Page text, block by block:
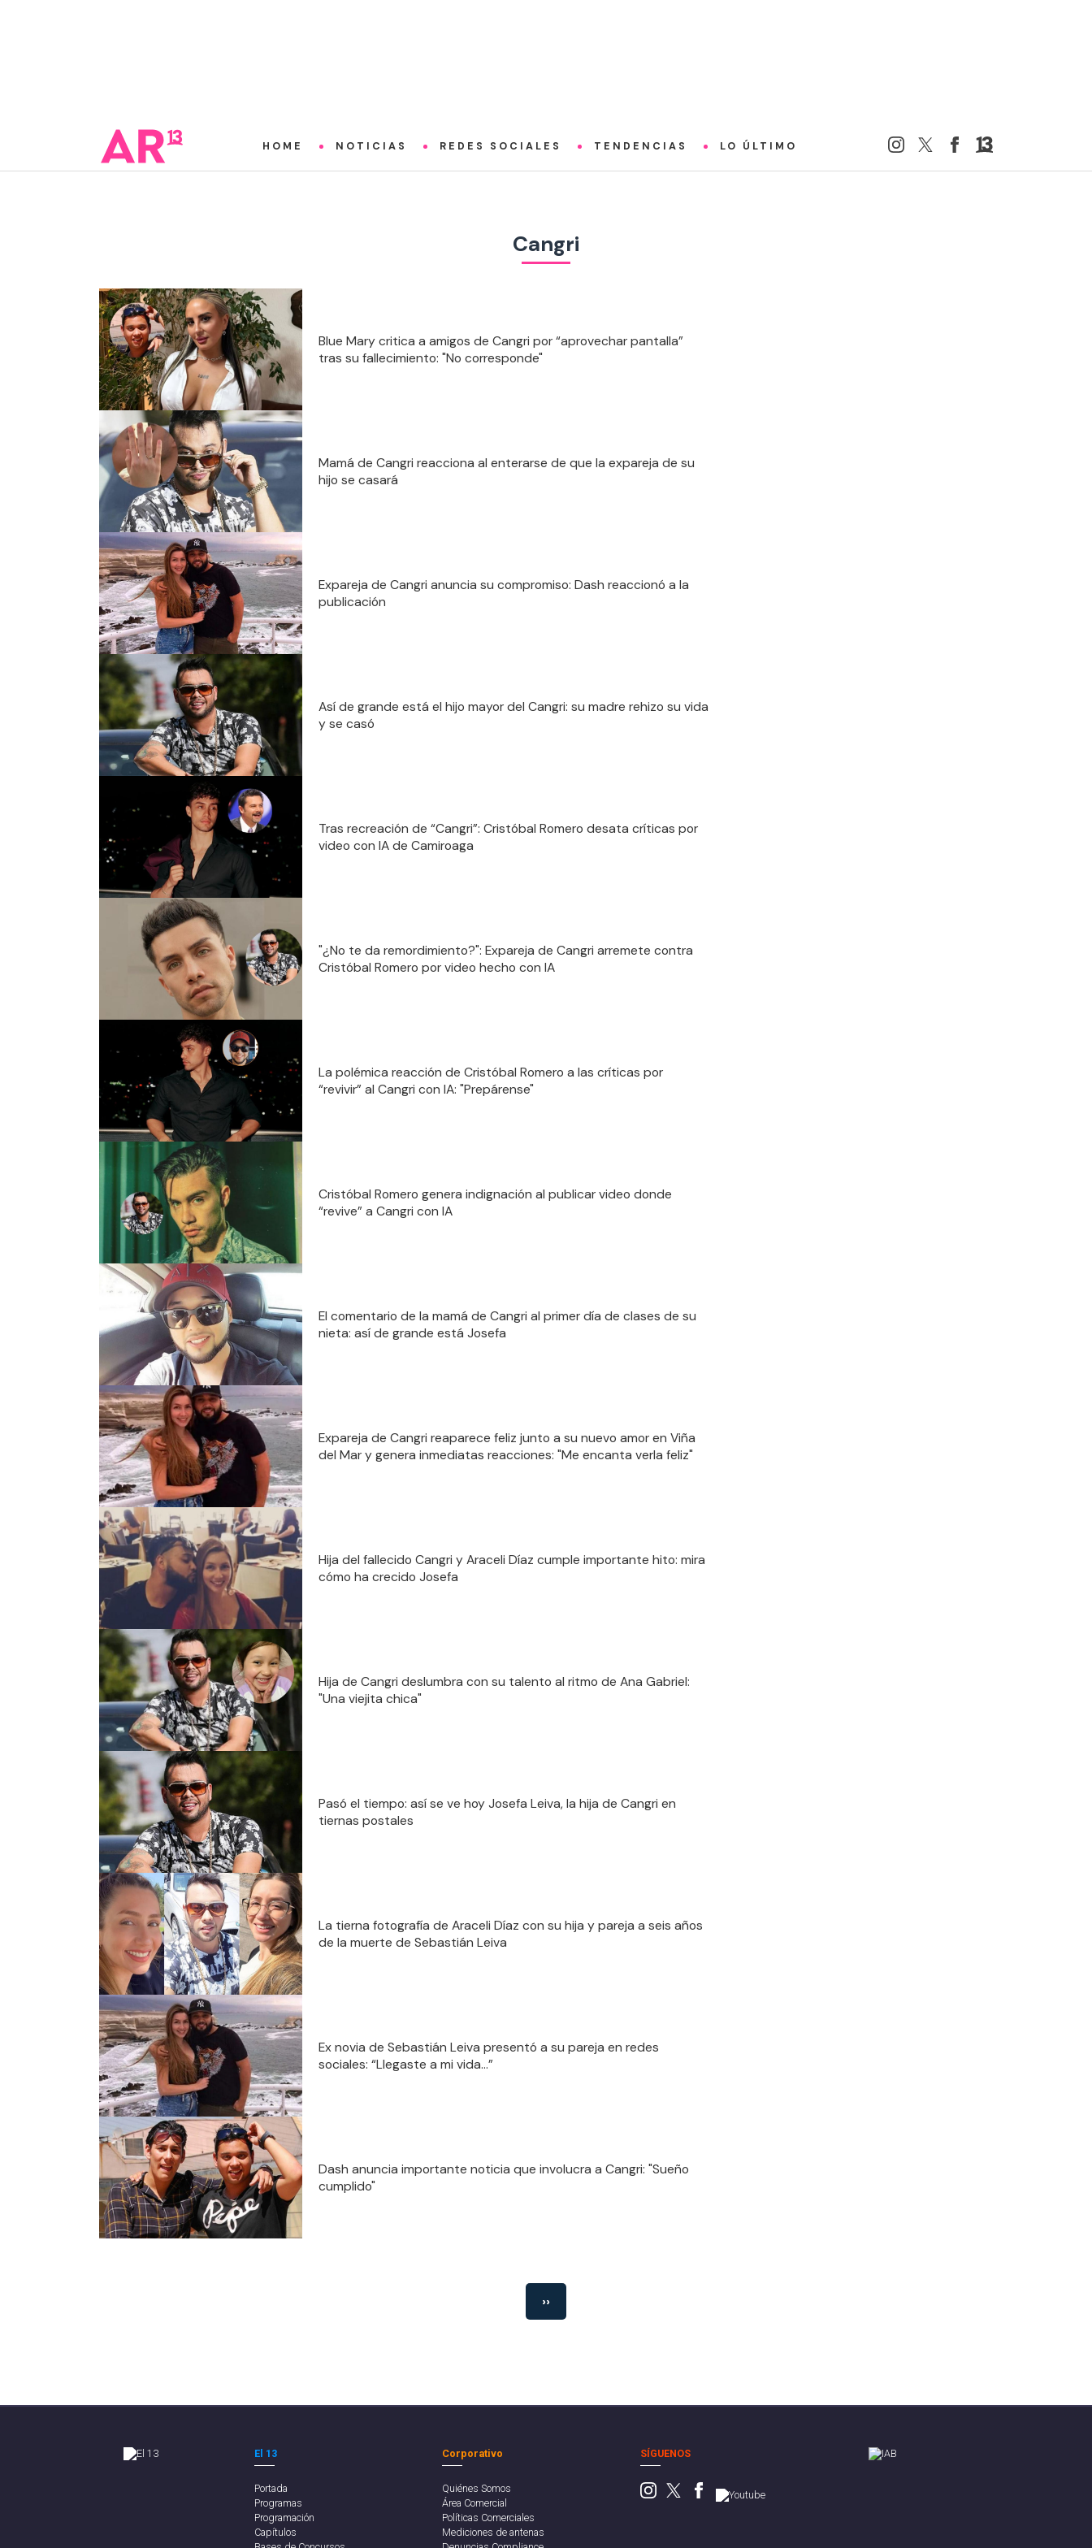
HOME NOTICIAS REDES SOCIALES TENDENCIAS LO ÚLTIMO
Cangri
Blue Mary critica a amigos de Cangri por “aprovechar pantalla”
tras su fallecimiento: "No corresponde"
Mamá de Cangri reacciona al enterarse de que la expareja de su
hijo se casará
Expareja de Cangri anuncia su compromiso: Dash reaccionó a la
publicación
Así de grande está el hijo mayor del Cangri: su madre rehizo su vida
y se casó
Tras recreación de “Cangri”: Cristóbal Romero desata críticas por
video con IA de Camiroaga
"¿No te da remordimiento?": Expareja de Cangri arremete contra
Cristóbal Romero por video hecho con IA
La polémica reacción de Cristóbal Romero a las críticas por
“revivir” al Cangri con IA: "Prepárense"
Cristóbal Romero genera indignación al publicar video donde
“revive” a Cangri con IA
El comentario de la mamá de Cangri al primer día de clases de su
nieta: así de grande está Josefa
Expareja de Cangri reaparece feliz junto a su nuevo amor en Viña
del Mar y genera inmediatas reacciones: "Me encanta verla feliz"
Hija del fallecido Cangri y Araceli Díaz cumple importante hito: mira
cómo ha crecido Josefa
Hija de Cangri deslumbra con su talento al ritmo de Ana Gabriel:
"Una viejita chica"
Pasó el tiempo: así se ve hoy Josefa Leiva, la hija de Cangri en
tiernas postales
La tierna fotografía de Araceli Díaz con su hija y pareja a seis años
de la muerte de Sebastián Leiva
Ex novia de Sebastián Leiva presentó a su pareja en redes
sociales: “Llegaste a mi vida…”
Dash anuncia importante noticia que involucra a Cangri: "Sueño
cumplido"
››
El 13
Portada
Programas
Programación
Capítulos
Corporativo
Quiénes Somos
Área Comercial
Políticas Comerciales
Mediciones de antenas
SÍGUENOS